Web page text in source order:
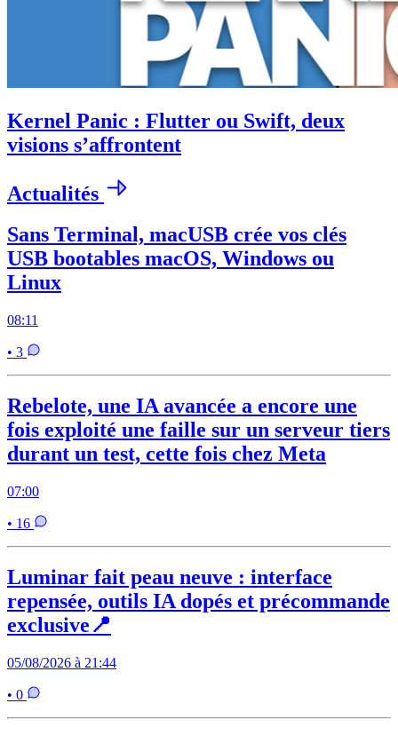
Kernel Panic : Flutter ou Swift, deux
visions s’affrontent
Actualités
Sans Terminal, macUSB crée vos clés
USB bootables macOS, Windows ou
Linux
08:11
• 3
Rebelote, une IA avancée a encore une
fois exploité une faille sur un serveur tiers
durant un test, cette fois chez Meta
07:00
• 16
Luminar fait peau neuve : interface
repensée, outils IA dopés et précommande
exclusive📍
05/08/2026 à 21:44
• 0